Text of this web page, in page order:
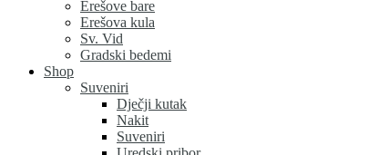
Erešove bare
Erešova kula
Sv. Vid
Gradski bedemi
Shop
Suveniri
Dječji kutak
Nakit
Suveniri